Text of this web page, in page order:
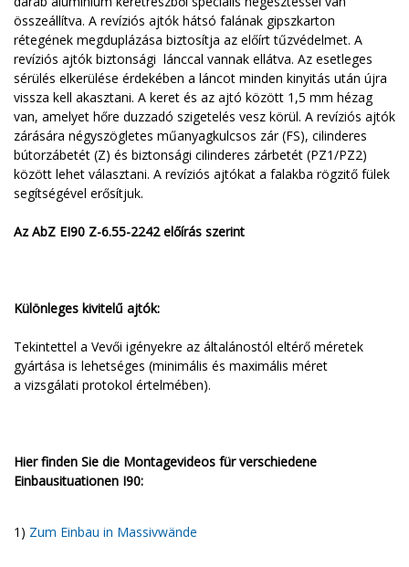
összeállítva. A revíziós ajtók hátsó falának gipszkarton
rétegének megduplázása biztosítja az előírt tűzvédelmet. A
revíziós ajtók biztonsági lánccal vannak ellátva. Az esetleges
sérülés elkerülése érdekében a láncot minden kinyitás után újra
vissza kell akasztani. A keret és az ajtó között 1,5 mm hézag
van, amelyet hőre duzzadó szigetelés vesz körül. A revíziós ajtók
zárására négyszögletes műanyagkulcsos zár (FS), cilinderes
bútorzábetét (Z) és biztonsági cilinderes zárbetét (PZ1/PZ2)
között lehet választani. A revíziós ajtókat a falakba rögzitő fülek
segítségével erősítjuk.
Az AbZ EI90 Z-6.55-2242 előírás szerint
Különleges kivitelű ajtók:
Tekintettel a Vevői igényekre az általánostól eltérő méretek
gyártása is lehetséges (minimális és maximális méret
a vizsgálati protokol értelmében).
Hier finden Sie die Montagevideos für verschiedene
Einbausituationen I90:
1) Zum Einbau in Massivwände